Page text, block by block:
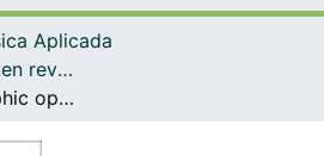
Navega per tot el DD
Contacte
Aplicada
Articles publicats en revistes (Física Aplicada)
Acousto-holographic optical tweezers